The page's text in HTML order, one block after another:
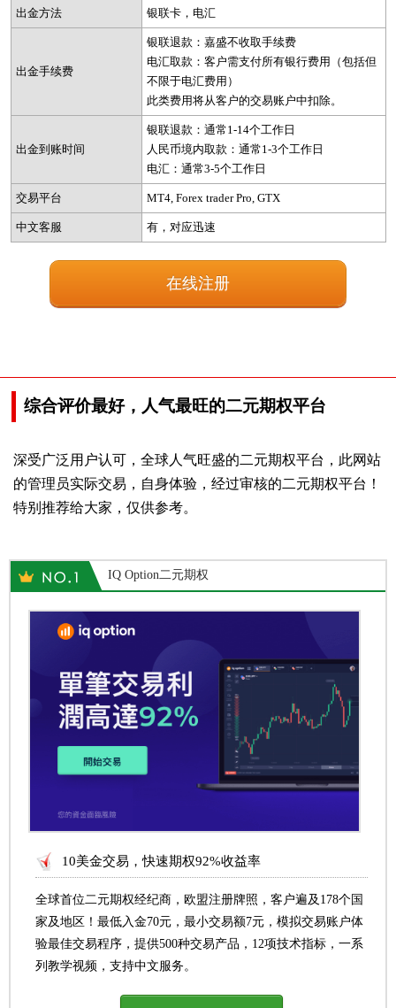
出金方法 银联卡，电汇
出金手续费
银联退款：嘉盛不收取手续费
电汇取款：客户需支付所有银行费用（包括但
不限于电汇费用）
此类费用将从客户的交易账户中扣除。
出金到账时间
银联退款：通常1-14个工作日
人民币境内取款：通常1-3个工作日
电汇：通常3-5个工作日
交易平台 MT4, Forex trader Pro, GTX
中文客服 有，对应迅速
在线注册
综合评价最好，人气最旺的二元期权平台
深受广泛用户认可，全球人气旺盛的二元期权平台，此网站
的管理员实际交易，自身体验，经过审核的二元期权平台！
特别推荐给大家，仅供参考。
IQ Option二元期权
10美金交易，快速期权92%收益率
全球首位二元期权经纪商，欧盟注册牌照，客户遍及178个国
家及地区！最低入金70元，最小交易额7元，模拟交易账户体
验最佳交易程序，提供500种交易产品，12项技术指标，一系
列教学视频，支持中文服务。